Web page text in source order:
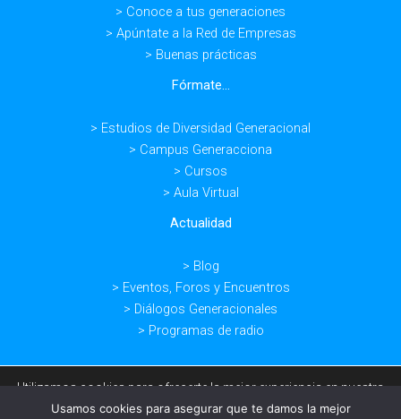
> Conoce a tus generaciones
> Apúntate a la Red de Empresas
> Buenas prácticas
Fórmate...
> Estudios de Diversidad Generacional
> Campus Generacciona
> Cursos
> Aula Virtual
Actualidad
> Blog
> Eventos, Foros y Encuentros
> Diálogos Generacionales
> Programas de radio
Utilizamos cookies para ofrecerte la mejor experiencia en nuestra
Usamos cookies para asegurar que te damos la mejor